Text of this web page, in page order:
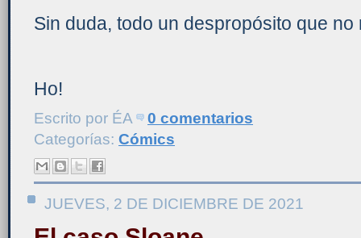
Sin duda, todo un despropósito que
Ho!
Escrito por ÉA
0 comentarios
Categorías: Cómics
JUEVES, 2 DE DICIEMBRE DE 2021